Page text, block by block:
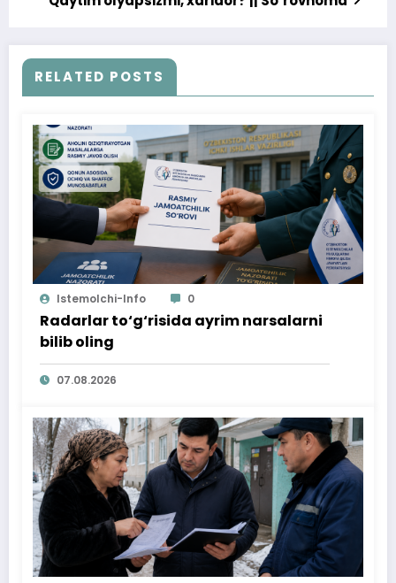
RELATED POSTS
Istemolchi-Info 0
Radarlar to‘g‘risida ayrim narsalarni
bilib oling
07.08.2026